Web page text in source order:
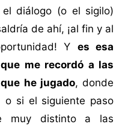
diálogo (o el sigilo)
de ahí, ¡al fin y al
Y es esa
me recordó a las
he jugado, donde
o si el siguiente paso
muy distinto a las